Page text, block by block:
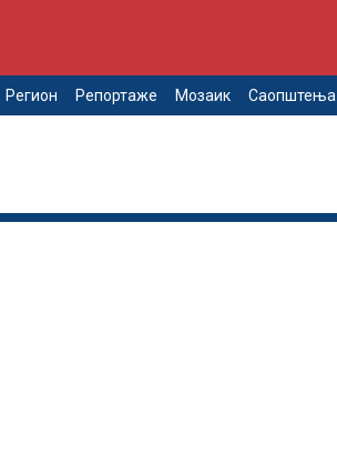
Регион Репортаже Мозаик Саопштења